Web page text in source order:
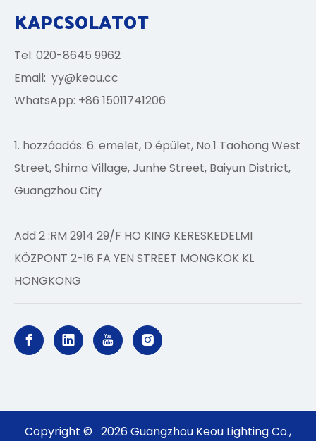
KAPCSOLATOT
Tel: 020-8645 9962
Email: yy@keou.cc
WhatsApp: +86 15011741206
1. hozzáadás: 6. emelet, D épület, No.1 Taohong West
Street, Shima Village, Junhe Street, Baiyun District,
Guangzhou City
Add 2 :RM 2914 29/F HO KING KERESKEDELMI
KÖZPONT 2-16 FA YEN STREET MONGKOK KL
HONGKONG
Copyright © 2026Guangzhou Keou Lighting Co.,